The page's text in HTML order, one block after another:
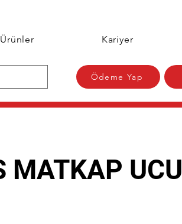
Ürünler Kariyer
Ödeme Yap
MATKAP UCU